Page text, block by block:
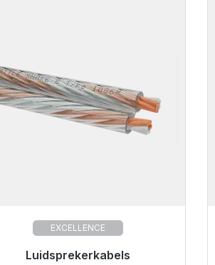
EXCELLENCE
Luidsprekerkabels
Klaar voor onmiddellijke verzending,